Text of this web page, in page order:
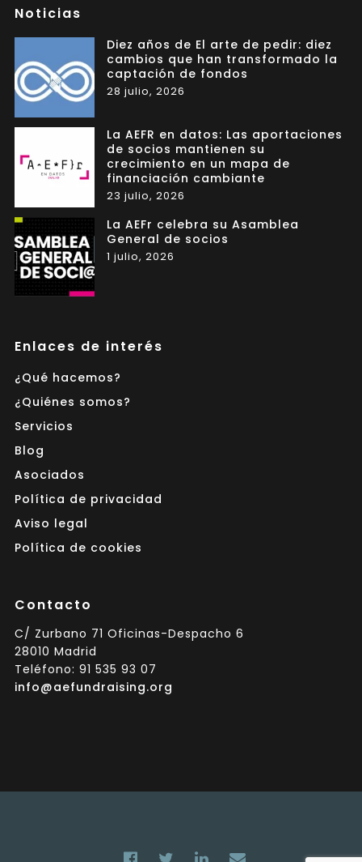
Noticias
Diez años de El arte de pedir: diez
cambios que han transformado la
captación de fondos
28 julio, 2026
La AEFR en datos: Las aportaciones
de socios mantienen su
crecimiento en un mapa de
financiación cambiante
23 julio, 2026
La AEFr celebra su Asamblea
General de socios
1 julio, 2026
Enlaces de interés
¿Qué hacemos?
¿Quiénes somos?
Servicios
Blog
Asociados
Política de privacidad
Aviso legal
Política de cookies
Contacto
C/ Zurbano 71 Oficinas-Despacho 6
28010 Madrid
Teléfono: 91 535 93 07
info@aefundraising.org